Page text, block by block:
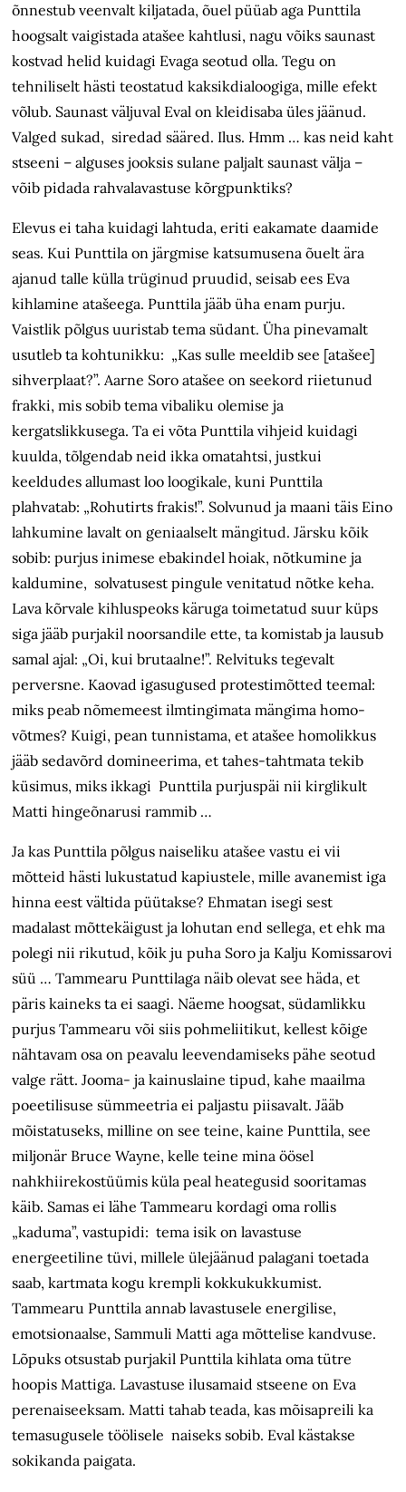
õnnestub veenvalt kiljatada, õuel püüab aga Punttila
hoogsalt vaigistada atašee kahtlusi, nagu võiks saunast
kostvad helid kuidagi Evaga seotud olla. Tegu on
tehniliselt hästi teostatud kaksikdialoogiga, mille efekt
võlub. Saunast väljuval Eval on kleidisaba üles jäänud.
Valged sukad, siredad sääred. Ilus. Hmm … kas neid kaht
stseeni – alguses jooksis sulane paljalt saunast välja –
võib pidada rahvalavastuse kõrgpunktiks?
Elevus ei taha kuidagi lahtuda, eriti eakamate daamide
seas. Kui Punttila on järgmise katsumusena õuelt ära
ajanud talle külla trüginud pruudid, seisab ees Eva
kihlamine atašeega. Punttila jääb üha enam purju.
Vaistlik põlgus uuristab tema südant. Üha pinevamalt
usutleb ta kohtunikku: „Kas sulle meeldib see [atašee]
sihverplaat?”. Aarne Soro atašee on seekord riietunud
frakki, mis sobib tema vibaliku olemise ja
kergatslikkusega. Ta ei võta Punttila vihjeid kuidagi
kuulda, tõlgendab neid ikka omatahtsi, justkui
keeldudes allumast loo loogikale, kuni Punttila
plahvatab: „Rohutirts frakis!”. Solvunud ja maani täis Eino
lahkumine lavalt on geniaalselt mängitud. Järsku kõik
sobib: purjus inimese ebakindel hoiak, nõtkumine ja
kaldumine, solvatusest pingule venitatud nõtke keha.
Lava kõrvale kihluspeoks käruga toimetatud suur küps
siga jääb purjakil noorsandile ette, ta komistab ja lausub
samal ajal: „Oi, kui brutaalne!”. Relvituks tegevalt
perversne. Kaovad igasugused protestimõtted teemal:
miks peab nõmemeest ilmtingimata mängima homo-
võtmes? Kuigi, pean tunnistama, et atašee homolikkus
jääb sedavõrd domineerima, et tahes-tahtmata tekib
küsimus, miks ikkagi Punttila purjuspäi nii kirglikult
Matti hingeõnarusi rammib …
Ja kas Punttila põlgus naiseliku atašee vastu ei vii
mõtteid hästi lukustatud kapiustele, mille avanemist iga
hinna eest vältida püütakse? Ehmatan isegi sest
madalast mõttekäigust ja lohutan end sellega, et ehk ma
polegi nii rikutud, kõik ju puha Soro ja Kalju Komissarovi
süü … Tammearu Punttilaga näib olevat see häda, et
päris kaineks ta ei saagi. Näeme hoogsat, südamlikku
purjus Tammearu või siis pohmeliitikut, kellest kõige
nähtavam osa on peavalu leevendamiseks pähe seotud
valge rätt. Jooma- ja kainuslaine tipud, kahe maailma
poeetilisuse sümmeetria ei paljastu piisavalt. Jääb
mõistatuseks, milline on see teine, kaine Punttila, see
miljonär Bruce Wayne, kelle teine mina öösel
nahkhiirekostüümis küla peal heategusid sooritamas
käib. Samas ei lähe Tammearu kordagi oma rollis
„kaduma”, vastupidi: tema isik on lavastuse
energeetiline tüvi, millele ülejäänud palagani toetada
saab, kartmata kogu krempli kokkukukkumist.
Tammearu Punttila annab lavastusele energilise,
emotsionaalse, Sammuli Matti aga mõttelise kandvuse.
Lõpuks otsustab purjakil Punttila kihlata oma tütre
hoopis Mattiga. Lavastuse ilusamaid stseene on Eva
perenaiseeksam. Matti tahab teada, kas mõisapreili ka
temasugusele töölisele naiseks sobib. Eval kästakse
sokikanda paigata.